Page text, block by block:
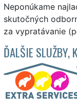
Neponúkame
skutočných
za vypratávanie
ĎALŠIE SLUŽBY,